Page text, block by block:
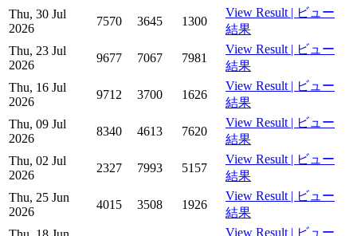
Thu, 30 Jul
2026
7570 3645 1300
View Result | ビュー
結果
Thu, 23 Jul
2026
9677 7067 7981
View Result | ビュー
結果
Thu, 16 Jul
2026
9712 3700 1626
View Result | ビュー
結果
Thu, 09 Jul
2026
8340 4613 7620
View Result | ビュー
結果
Thu, 02 Jul
2026
2327 7993 5157
View Result | ビュー
結果
Thu, 25 Jun
2026
4015 3508 1926
View Result | ビュー
結果
View Result | ビュー